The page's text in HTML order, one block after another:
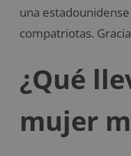
una
compatriotas.
¿Qué
mujer